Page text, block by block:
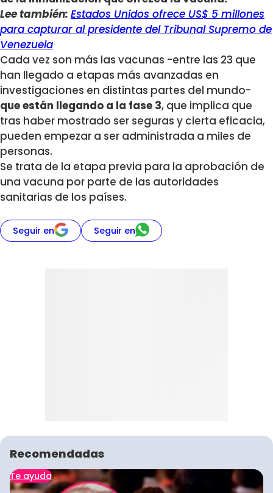
Lee también: Estados Unidos ofrece US$ 5 millones
para capturar al presidente del Tribunal Supremo de
Venezuela
Cada vez son más las vacunas -entre las 23 que
han llegado a etapas más avanzadas en
investigaciones en distintas partes del mundo-
que están llegando a la fase 3, que implica que
tras haber mostrado ser seguras y cierta eficacia,
pueden empezar a ser administrada a miles de
personas.
Se trata de la etapa previa para la aprobación de
una vacuna por parte de las autoridades
sanitarias de los países.
Seguir en Seguir en
Recomendadas
Te ayuda